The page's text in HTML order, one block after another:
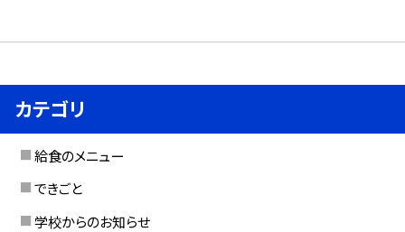
カテゴリ
給食のメニュー
できごと
学校からのお知らせ